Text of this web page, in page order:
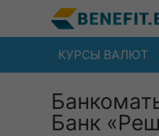
КУРСЫ ВАЛЮТ
Банк